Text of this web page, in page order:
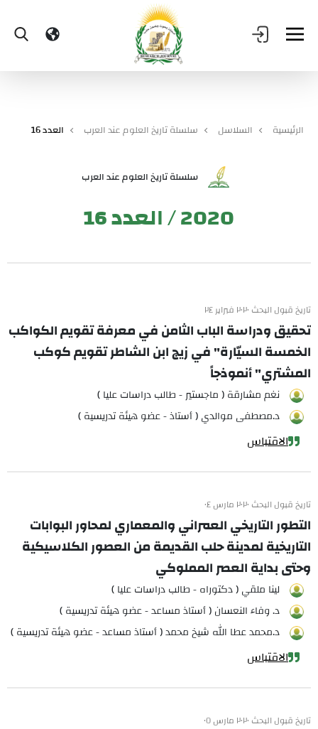
الرئيسية السلاسل سلسلة تاريخ العلوم عند العرب العدد 16
سلسلة تاريخ العلوم عند العرب
2020 / العدد 16
تاريخ قبول البحث ٢٠٢٠ فبراير ٢٤
تحقيق ودراسة الباب الثامن في معرفة تقويم الكواكب
الخمسة السيّارة" في زيج ابن الشاطر تقويم كوكب
المشتري" أنموذجاً
نغم مشارقة ( ماجستير - طالب دراسات عليا )
د.مصطفى موالدي ( أستاذ - عضو هيئة تدريسية )
الاقتباس
تاريخ قبول البحث ٢٠٢٠ مارس ٠٤
التطور التاريخي العمراني والمعماري لمحاور البوابات
التاريخية لمدينة حلب القديمة من العصور الكلاسيكية
وحتى بداية العصر المملوكي
لينا ملقي ( دكتوراه - طالب دراسات عليا )
د. وفاء النعسان ( أستاذ مساعد - عضو هيئة تدريسية )
د.محمد عطا الله شيخ محمد ( أستاذ مساعد - عضو هيئة تدريسية )
الاقتباس
تاريخ قبول البحث ٢٠٢٠ مارس ٠٥